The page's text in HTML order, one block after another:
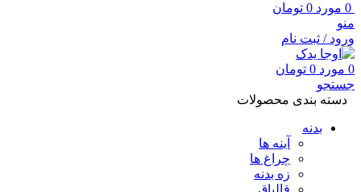
0 مورد 0 تومان
منو
ورود / ثبت نام
0 مورد 0 تومان
جستجو
دسته بندی محصولات
بدنه
آینه ها
چراغ ها
زه بدنه
قالپاق